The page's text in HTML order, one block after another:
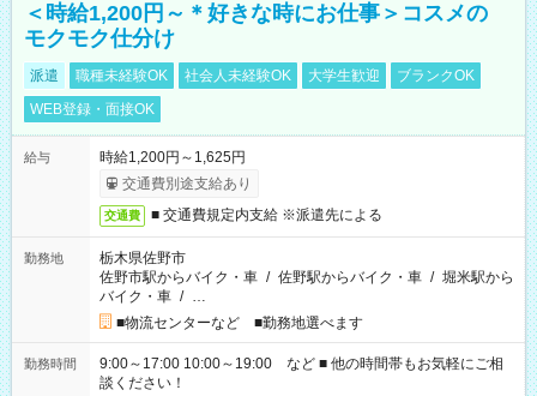
＜時給1,200円～＊好きな時にお仕事＞コスメの
モクモク仕分け
派遣 職種未経験OK 社会人未経験OK 大学生歓迎
ブランクOK
WEB登録・面接OK
給与
時給1,200円～1,625円
交通費別途支給あり
交通費 ■ 交通費規定内支給 ※派遣先による
勤務地
栃木県佐野市
佐野市駅からバイク・車 / 佐野駅からバイク・車 / 堀米駅から
バイク・車 / …
■物流センターなど ■勤務地選べます
勤務時間
9:00～17:00 10:00～19:00 など ■ 他の時間帯もお気軽にご相
談ください！